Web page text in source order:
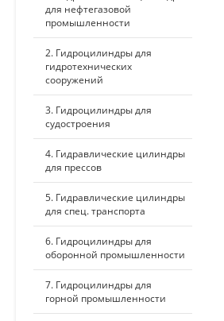
для нефтегазовой
промышленности
2. Гидроцилиндры для
гидротехнических
сооружений
3. Гидроцилиндры для
судостроения
4. Гидравлические цилиндры
для прессов
5. Гидравлические цилиндры
для спец. транспорта
6. Гидроцилиндры для
оборонной промышленности
7. Гидроцилиндры для
горной промышленности